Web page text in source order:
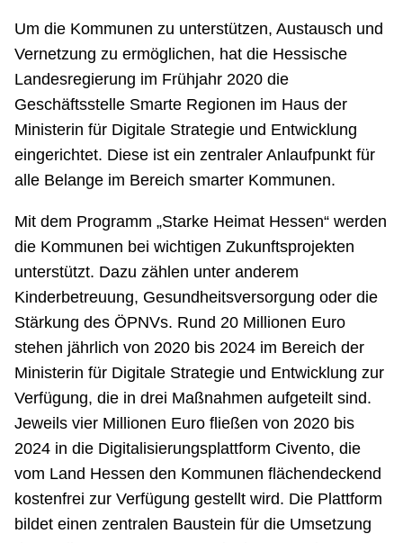
Um die Kommunen zu unterstützen, Austausch und
Vernetzung zu ermöglichen, hat die Hessische
Landesregierung im Frühjahr 2020 die
Geschäftsstelle Smarte Regionen im Haus der
Ministerin für Digitale Strategie und Entwicklung
eingerichtet. Diese ist ein zentraler Anlaufpunkt für
alle Belange im Bereich smarter Kommunen.
Mit dem Programm „Starke Heimat Hessen“ werden
die Kommunen bei wichtigen Zukunftsprojekten
unterstützt. Dazu zählen unter anderem
Kinderbetreuung, Gesundheitsversorgung oder die
Stärkung des ÖPNVs. Rund 20 Millionen Euro
stehen jährlich von 2020 bis 2024 im Bereich der
Ministerin für Digitale Strategie und Entwicklung zur
Verfügung, die in drei Maßnahmen aufgeteilt sind.
Jeweils vier Millionen Euro fließen von 2020 bis
2024 in die Digitalisierungsplattform Civento, die
vom Land Hessen den Kommunen flächendeckend
kostenfrei zur Verfügung gestellt wird. Die Plattform
bildet einen zentralen Baustein für die Umsetzung